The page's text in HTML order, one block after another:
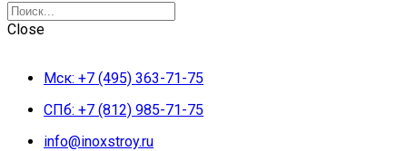
Close
Мск: +7 (495) 363-71-75
СПб: +7 (812) 985-71-75
info@inoxstroy.ru